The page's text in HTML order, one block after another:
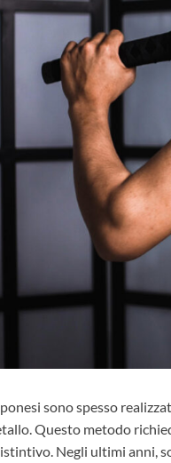
sono spesso
Questo metodo
Negli ultimi anni,